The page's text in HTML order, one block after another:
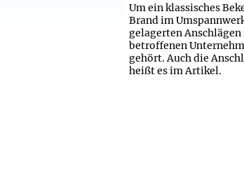
Um ein klassisches
Brand im
gelagerten
betroffenen
gehört. Auch die
heißt es im Artikel.